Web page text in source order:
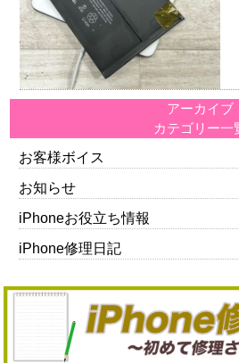
アーカイブ
カテゴリー一
お客様ボイス
お知らせ
iPhoneお役立ち情報
iPhone修理日記